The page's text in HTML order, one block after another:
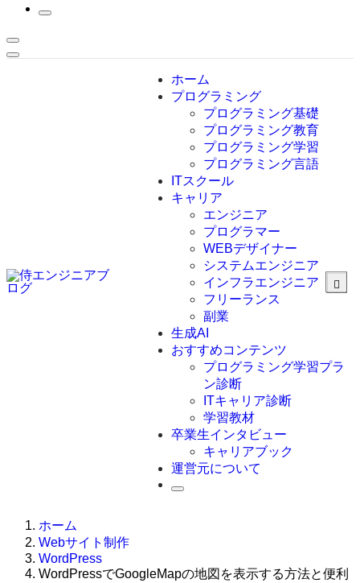
ホーム
プログラミング
プログラミング基礎
プログラミング教育
プログラミング学習
プログラミング言語
C言語
C#
VBA
Go言語
Kotlin
Java
JavaScript
Swift
Ruby
ITスクール
キャリア
エンジニア
プログラマー
WEBデザイナー
システムエンジニア
インフラエンジニア
フリーランス
副業
生成AI
おすすめコンテンツ
プログラミング学習プラ
ン診断
ITキャリア診断
学習教材
卒業生インタビュー
キャリアブック
運営元について
ホーム
Webサイト制作
WordPress
WordPressでGoogleMapの地図を表示する方法と便利